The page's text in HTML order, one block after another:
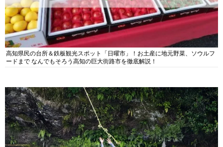
高知県民の台所＆鉄板観光スポット「日曜市」！お土産に地元野菜、ソウルフ
ードまで なんでもそろう高知の巨大街路市を徹底解説！